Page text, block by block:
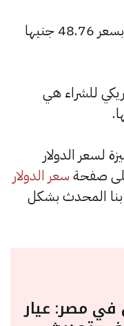
بنك HSBC: شراء الدولار الأمريكي بسعر 48.76 جنيها
للشراء هي
مميزة لسعر الدولار
صفحةسعر الدولار
المحدث بشكل
في مصر: عيار